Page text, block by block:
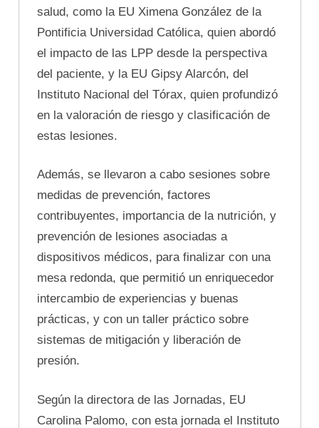
salud, como la EU Ximena González de la
Pontificia Universidad Católica, quien abordó
el impacto de las LPP desde la perspectiva
del paciente, y la EU Gipsy Alarcón, del
Instituto Nacional del Tórax, quien profundizó
en la valoración de riesgo y clasificación de
estas lesiones.
Además, se llevaron a cabo sesiones sobre
medidas de prevención, factores
contribuyentes, importancia de la nutrición, y
prevención de lesiones asociadas a
dispositivos médicos, para finalizar con una
mesa redonda, que permitió un enriquecedor
intercambio de experiencias y buenas
prácticas, y con un taller práctico sobre
sistemas de mitigación y liberación de
presión.
Según la directora de las Jornadas, EU
Carolina Palomo, con esta jornada el Instituto